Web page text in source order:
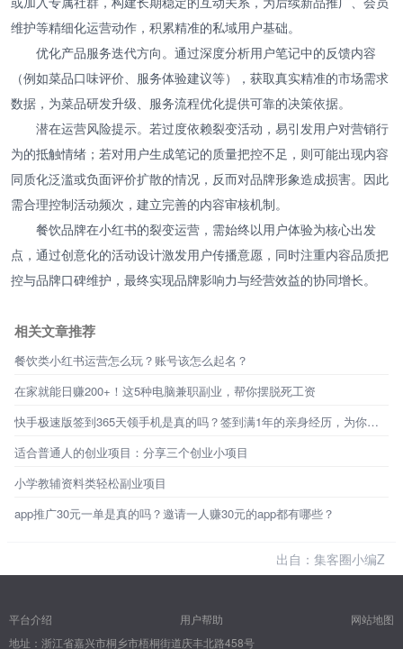
维护等精细化运营动作，积累精准的私域用户基础。
优化产品服务迭代方向。通过深度分析用户笔记中的反馈内容
（例如菜品口味评价、服务体验建议等），获取真实精准的市场需求
数据，为菜品研发升级、服务流程优化提供可靠的决策依据。
潜在运营风险提示。若过度依赖裂变活动，易引发用户对营销行
为的抵触情绪；若对用户生成笔记的质量把控不足，则可能出现内容
同质化泛滥或负面评价扩散的情况，反而对品牌形象造成损害。因此
需合理控制活动频次，建立完善的内容审核机制。
餐饮品牌在小红书的裂变运营，需始终以用户体验为核心出发
点，通过创意化的活动设计激发用户传播意愿，同时注重内容品质把
控与品牌口碑维护，最终实现品牌影响力与经营效益的协同增长。
相关文章推荐
餐饮类小红书运营怎么玩？账号该怎么起名？
在家就能日赚200+！这5种电脑兼职副业，帮你摆脱死工资
快手极速版签到365天领手机是真的吗？签到满1年的亲身经历，为你揭秘真相！
适合普通人的创业项目：分享三个创业小项目
小学教辅资料类轻松副业项目
app推广30元一单是真的吗？邀请一人赚30元的app都有哪些？
出自：集客圈小编Z
平台介绍 用户帮助
网站地图
地址：浙江省嘉兴市桐乡市梧桐街道庆丰北路458号